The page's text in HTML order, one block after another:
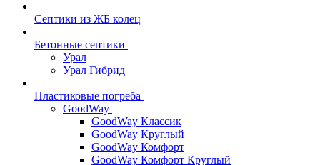
Септики из ЖБ колец
Бетонные септики
Урал
Урал Гибрид
Пластиковые погреба
GoodWay
GoodWay Классик
GoodWay Круглый
GoodWay Комфорт
GoodWay Комфорт Круглый